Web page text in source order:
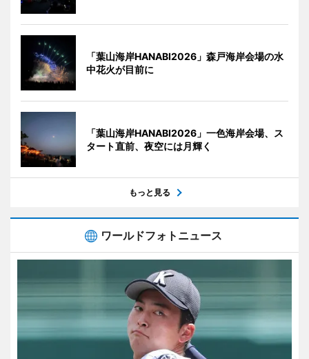
「葉山海岸HANABI2026」森戸海岸会場の水
中花火が目前に
「葉山海岸HANABI2026」一色海岸会場、ス
タート直前、夜空には月輝く
もっと見る
ワールドフォトニュース